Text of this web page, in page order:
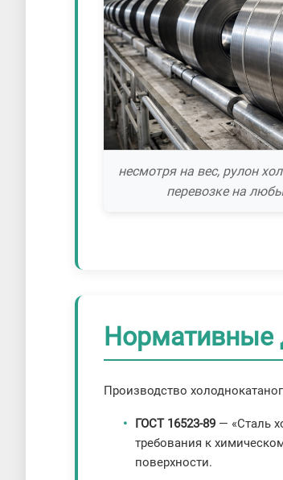
несмотря на вес, рулон
перевозке на
Нормативные
Производство
ГОСТ 16523-89 — «Сталь
требования к
поверхности.